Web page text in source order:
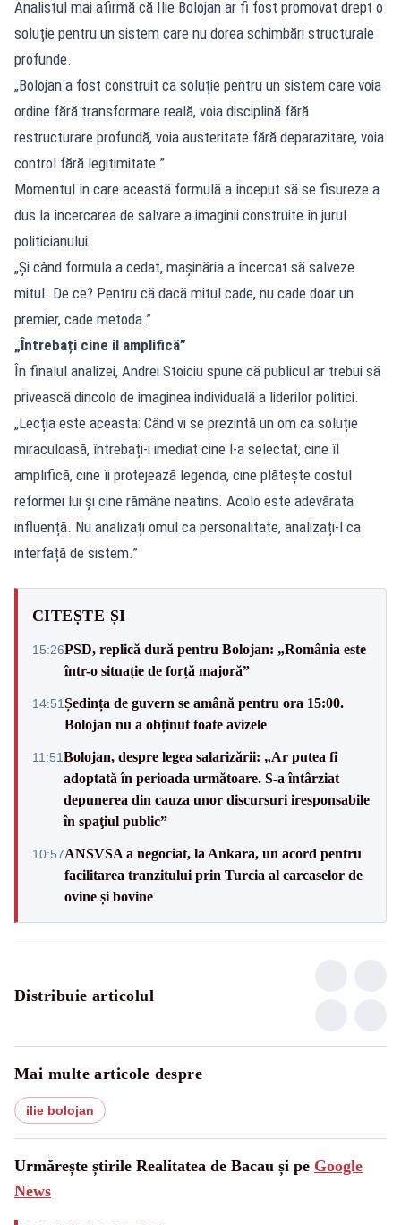
Analistul mai afirmă că Ilie Bolojan ar fi fost promovat drept o
soluție pentru un sistem care nu dorea schimbări structurale
profunde.
„Bolojan a fost construit ca soluție pentru un sistem care voia
ordine fără transformare reală, voia disciplină fără
restructurare profundă, voia austeritate fără deparazitare, voia
control fără legitimitate.”
Momentul în care această formulă a început să se fisureze a
dus la încercarea de salvare a imaginii construite în jurul
politicianului.
„Și când formula a cedat, mașinăria a încercat să salveze
mitul. De ce? Pentru că dacă mitul cade, nu cade doar un
premier, cade metoda.”
„Întrebați cine îl amplifică”
În finalul analizei, Andrei Stoiciu spune că publicul ar trebui să
privească dincolo de imaginea individuală a liderilor politici.
„Lecția este aceasta: Când vi se prezintă un om ca soluție
miraculoasă, întrebați-i imediat cine l-a selectat, cine îl
amplifică, cine îi protejează legenda, cine plătește costul
reformei lui și cine rămâne neatins. Acolo este adevărata
influență. Nu analizați omul ca personalitate, analizați-l ca
interfață de sistem.”
CITEȘTE ȘI
15:26PSD, replică dură pentru Bolojan: „România este
într-o situație de forță majoră”
14:51Ședința de guvern se amână pentru ora 15:00.
Bolojan nu a obținut toate avizele
11:51Bolojan, despre legea salarizării: „Ar putea fi
adoptată în perioada următoare. S-a întârziat
depunerea din cauza unor discursuri iresponsabile
în spaţiul public”
10:57ANSVSA a negociat, la Ankara, un acord pentru
facilitarea tranzitului prin Turcia al carcaselor de
ovine și bovine
Distribuie articolul
Mai multe articole despre
ilie bolojan
Urmărește știrile Realitatea de Bacau și pe Google
News